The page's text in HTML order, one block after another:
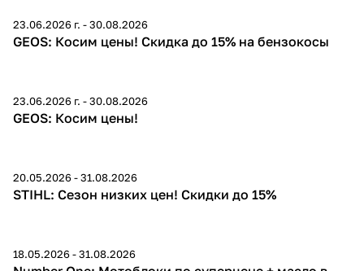
до 15%
23.06.2026 г. - 30.08.2026
GEOS: Косим цены! Скидка до 15% на бензокосы
до 15%
23.06.2026 г. - 30.08.2026
GEOS: Косим цены!
20.05.2026 - 31.08.2026
STIHL: Сезон низких цен! Скидки до 15%
18.05.2026 - 31.08.2026